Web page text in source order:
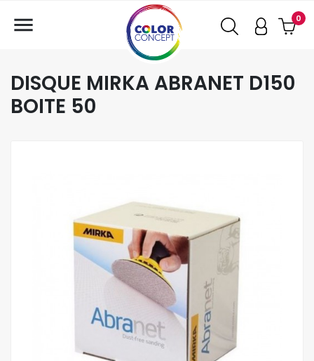
0

DISQUE MIRKA ABRANET D150
BOITE 50